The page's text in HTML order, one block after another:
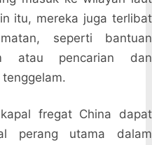
itu, mereka juga terlibat
seperti bantuan
atau pencarian dan
fregat China dapat
perang utama dalam